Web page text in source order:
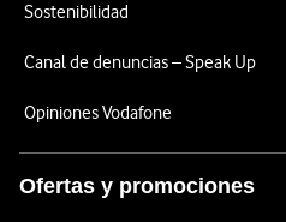
Sostenibilidad
Canal de denuncias – Speak Up
Opiniones Vodafone
Ofertas y promociones